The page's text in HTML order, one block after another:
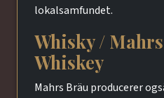
lokalsamfundet.
Whisky /
Whiskey
Mahrs Bräu producerer